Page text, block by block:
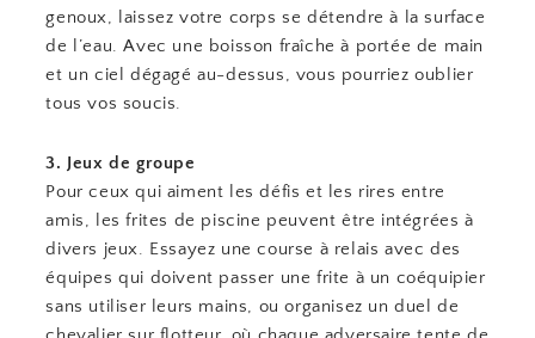
genoux, laissez votre corps se détendre à la surface
de l’eau. Avec une boisson fraîche à portée de main
et un ciel dégagé au-dessus, vous pourriez oublier
tous vos soucis.
3. Jeux de groupe
Pour ceux qui aiment les défis et les rires entre
amis, les frites de piscine peuvent être intégrées à
divers jeux. Essayez une course à relais avec des
équipes qui doivent passer une frite à un coéquipier
sans utiliser leurs mains, ou organisez un duel de